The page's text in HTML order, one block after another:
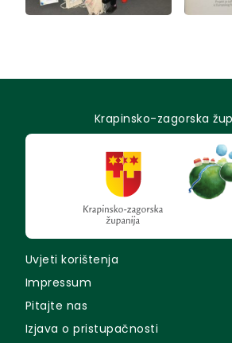
Krapinsko-zagorska
Uvjeti korištenja
Impressum
Pitajte nas
Izjava o pristupačnosti